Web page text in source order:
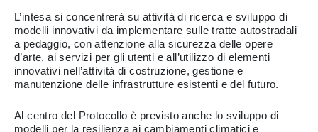
L’intesa si concentrerà su attività di ricerca e sviluppo di
modelli innovativi da implementare sulle tratte autostradali
a pedaggio, con attenzione alla sicurezza delle opere
d’arte, ai servizi per gli utenti e all’utilizzo di elementi
innovativi nell’attività di costruzione, gestione e
manutenzione delle infrastrutture esistenti e del futuro.
Al centro del Protocollo è previsto anche lo sviluppo di
modelli per la resilienza ai cambiamenti climatici e